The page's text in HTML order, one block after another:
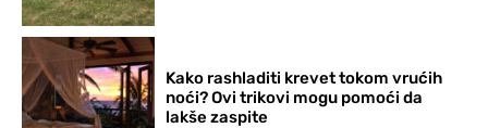
Kako rashladiti krevet tokom vrućih
noći? Ovi trikovi mogu pomoći da
lakše zaspite